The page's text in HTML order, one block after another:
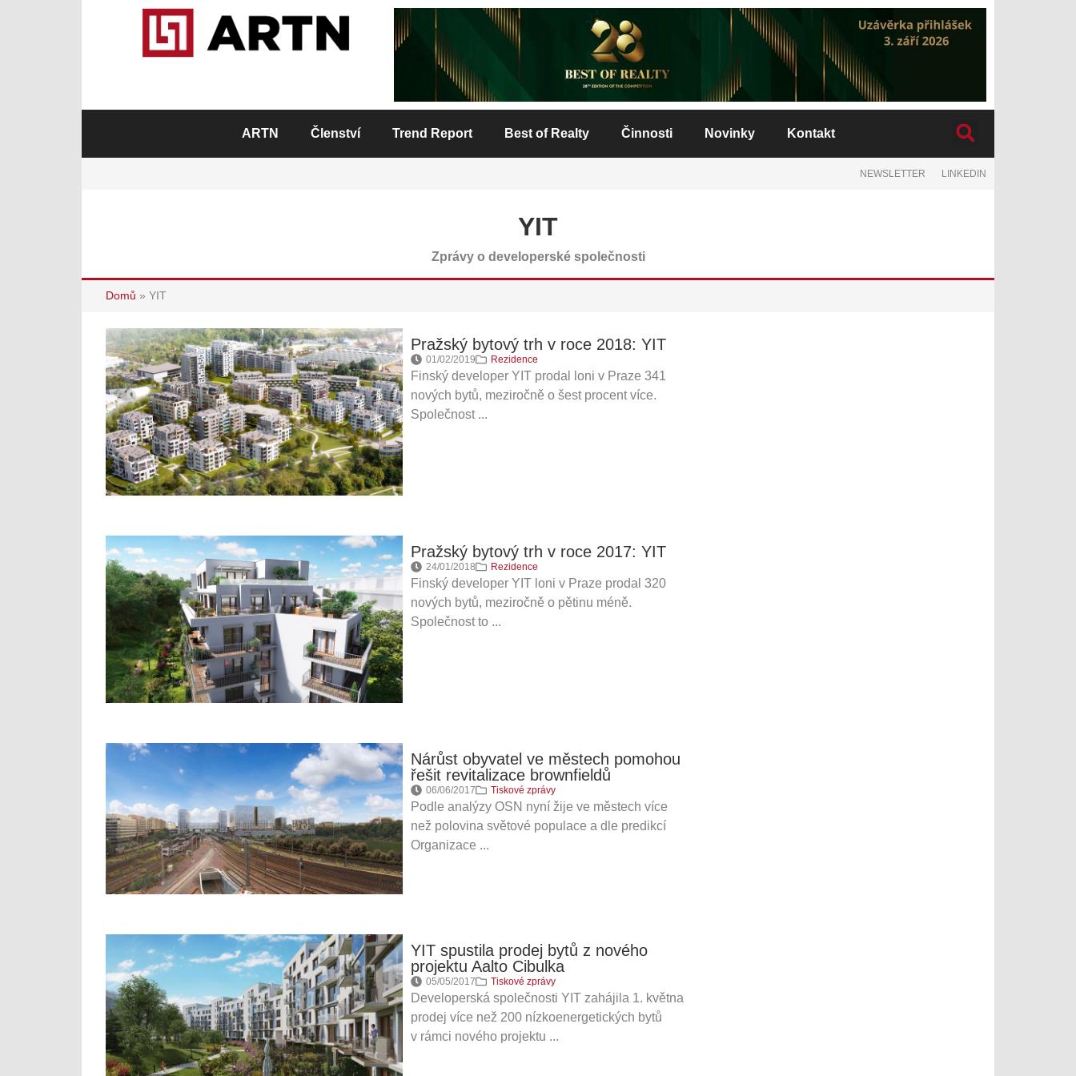
ARTN Členství Trend Report Best of Realty Činnosti Novinky Kontakt
NEWSLETTER LINKEDIN
YIT
Zprávy o developerské společnosti
Domů » YIT
Pražský bytový trh v roce 2018: YIT
01/02/2019 Rezidence
Finský developer YIT prodal loni v Praze 341
nových bytů, meziročně o šest procent více.
Společnost ...
Pražský bytový trh v roce 2017: YIT
24/01/2018 Rezidence
Finský developer YIT loni v Praze prodal 320
nových bytů, meziročně o pětinu méně.
Společnost to ...
Nárůst obyvatel ve městech pomohou
řešit revitalizace brownfieldů
06/06/2017 Tiskové zprávy
Podle analýzy OSN nyní žije ve městech více
než polovina světové populace a dle predikcí
Organizace ...
YIT spustila prodej bytů z nového
projektu Aalto Cibulka
05/05/2017 Tiskové zprávy
Developerská společnosti YIT zahájila 1. května
prodej více než 200 nízkoenergetických bytů
v rámci nového projektu ...